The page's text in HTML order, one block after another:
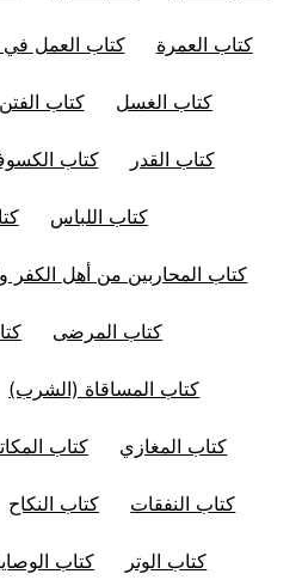
كتاب العمرة كتاب العمل في
كتاب الغسل كتاب الفتن
كتاب القدر كتاب
كتاب اللباس
كتاب المحاربين من أهل الكفر
كتاب المرضى
كتاب المساقاة (الشرب)
كتاب المغازي كتاب
كتاب النفقات كتاب النكاح
كتاب الوتر كتاب